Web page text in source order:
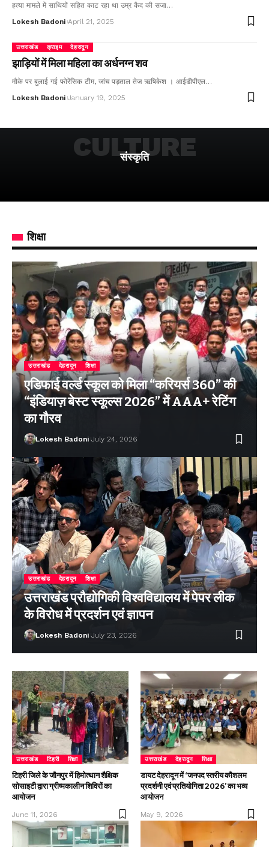
हत्या मामले में साथियों सहित काट रहा था उम्र कैद की सजा…
Lokesh Badoni April 21, 2025
उत्तराखंड क्राइम देहरादून
झाड़ियों में मिला महिला का अर्धनग्न शव
मौके पर बुलाई गई फोरेंसिक टीम, जांच पड़ताल तेज ऋषिकेश । आईडीपीएल…
Lokesh Badoni January 19, 2025
संस्कृति
CULTURE
शिक्षा
उत्तराखंड देहरादून शिक्षा
एडिफाई वर्ल्ड स्कूल को मिला “करियर्स 360” की
“इंडियाज़ बेस्ट स्कूल्स 2026” में AAA+ रेटिंग
का गौरव
Lokesh Badoni July 24, 2026
उत्तराखंड देहरादून शिक्षा
उत्तराखंड प्रौद्योगिकी विश्वविद्यालय में पेपर लीक
के विरोध में प्रदर्शन एवं ज्ञापन
Lokesh Badoni July 23, 2026
उत्तराखंड टिहरी शिक्षा
टिहरी जिले के जौनपुर में हिमोत्थान शैक्षिक
सोसाइटी द्वारा ग्रीष्मकालीन शिविरों का
आयोजन
June 11, 2026
उत्तराखंड देहरादून शिक्षा
डायट देहरादून में ‘जनपद स्तरीय कौशलम
प्रदर्शनी एवं प्रतियोगिता 2026’ का भव्य
आयोजन
May 9, 2026